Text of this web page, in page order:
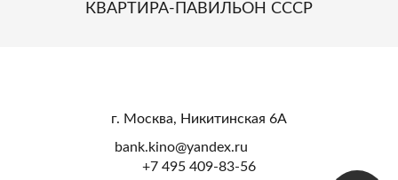
КВАРТИРА-ПАВИЛЬОН СССР
г. Москва, Никитинская 6А
bank.kino@yandex.ru
+7 495 409-83-56